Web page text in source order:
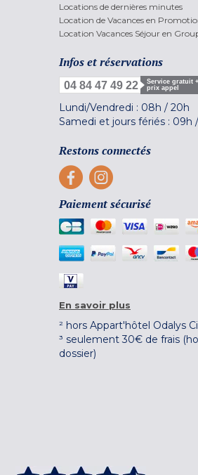
Locations de dernières minutes
Location de Vacances en
Location Vacances Séjour en
Infos et réservations
04 84 47 49 22
Service gratuit +
prix appel
Lundi/Vendredi : 08h / 20h
Samedi et jours fériés : 09h /
Restons connectés
Paiement sécurisé
En savoir plus
² hors Appart'hôtel Odalys
³ seulement 30€ de frais
dossier)